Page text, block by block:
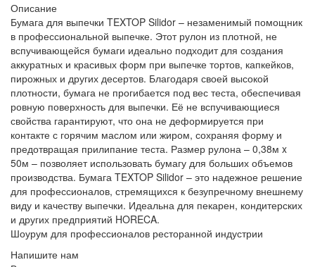
Описание
Бумага для выпечки TEXTOP Silidor – незаменимый помощник
в профессиональной выпечке. Этот рулон из плотной, не
вспучивающейся бумаги идеально подходит для создания
аккуратных и красивых форм при выпечке тортов, капкейков,
пирожных и других десертов. Благодаря своей высокой
плотности, бумага не прогибается под вес теста, обеспечивая
ровную поверхность для выпечки. Её не вспучивающиеся
свойства гарантируют, что она не деформируется при
контакте с горячим маслом или жиром, сохраняя форму и
предотвращая прилипание теста. Размер рулона – 0,38м x
50м – позволяет использовать бумагу для больших объемов
производства. Бумага TEXTOP Silidor – это надежное решение
для профессионалов, стремящихся к безупречному внешнему
виду и качеству выпечки. Идеальна для пекарен, кондитерских
и других предприятий HORECA.
Шоурум для профессионалов ресторанной индустрии
Напишите нам